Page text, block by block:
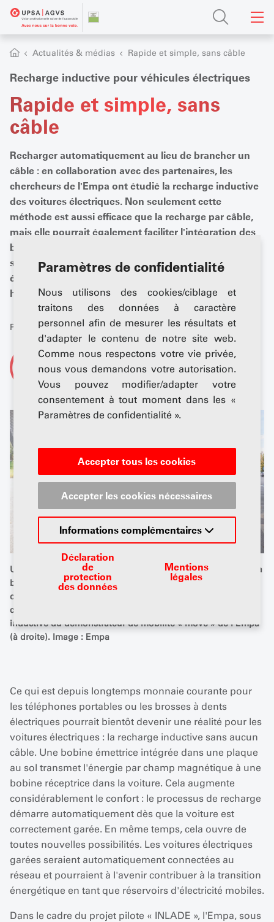
Paramètres de confidentialité
Nous utilisons des cookies/ciblage et
traitons des données à caractère
personnel afin de mesurer les résultats et
d'adapter le contenu de notre site web.
Comme nous respectons votre vie privée,
nous vous demandons votre autorisation.
Vous pouvez modifier/adapter votre
consentement à tout moment dans les «
Paramètres de confidentialité ».
Accepter tous les cookies
Accepter les cookies nécessaires
Informations complémentaires
Déclaration
de
protection
des données
Mentions
légales
Actualités & médias Rapide et simple, sans câble
Recharge inductive pour véhicules électriques
Rapide et simple, sans
câble
Recharger automatiquement au lieu de brancher un
câble : en collaboration avec des partenaires, les
chercheurs de l'Empa ont étudié la recharge inductive
des voitures électriques. Non seulement cette
méthode est aussi efficace que la recharge par câble,
mais elle pourrait également faciliter l'intégration des
batteries des véhicules dans le réseau en tant que
stockage flexible. Les premières voitures suisses
équipées pour la recharge par induction ont déjà été
homologuées pour la circulation routière.
Publié: 04 décembre 2025
De
AGVS-Newsdesk
Une voiture électrique équipée se recharge sans fil grâce à la
bobine intégrée dans le sol – le processus de recharge
démarre automatiquement dès que le véhicule est
correctement garé (à gauche). La station de recharge
inductive du démonstrateur de mobilité « move » de l'Empa
(à droite). Image : Empa
Ce qui est depuis longtemps monnaie courante pour
les téléphones portables ou les brosses à dents
électriques pourrait bientôt devenir une réalité pour les
voitures électriques : la recharge inductive sans aucun
câble. Une bobine émettrice intégrée dans une plaque
au sol transmet l'énergie par champ magnétique à une
bobine réceptrice dans la voiture. Cela augmente
considérablement le confort : le processus de recharge
démarre automatiquement dès que la voiture est
correctement garée. En même temps, cela ouvre de
toutes nouvelles possibilités. Les voitures électriques
garées seraient automatiquement connectées au
réseau et pourraient à l'avenir contribuer à la transition
énergétique en tant que réservoirs d'électricité mobiles.
Dans le cadre du projet pilote « INLADE », l'Empa, sous